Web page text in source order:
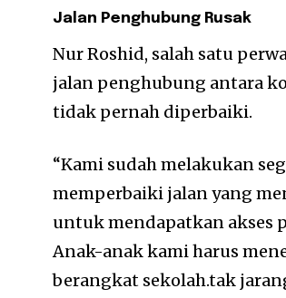
Jalan Penghubung Rusak
Nur Roshid, salah satu
jalan penghubung antara
tidak pernah diperbaiki.
“Kami sudah melakukan
memperbaiki jalan yang
untuk mendapatkan akses
Anak-anak kami harus
berangkat sekolah.tak